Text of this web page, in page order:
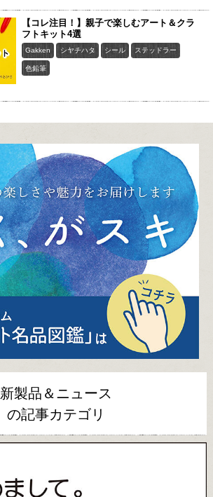
【コレ注目！】親子で楽しむアート＆クラ
フトキット4選
Gakken シヤチハタ シール ステッドラー
色鉛筆
新製品＆ニュース
の記事カテゴリ